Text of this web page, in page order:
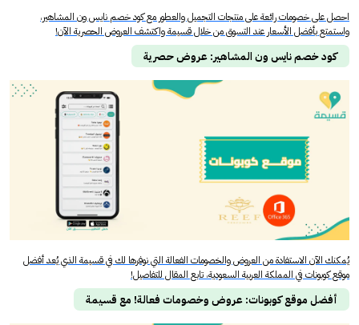
احصل على خصومات رائعة على منتجات التجميل والعطور مع كود خصم نايس ون المشاهير،
واستمتع بأفضل الأسعار عند التسوق من خلال قسيمة واكتشف العروض الحصرية الآن!
كود خصم نايس ون المشاهير: عروض حصرية
يُمكنك الآن الاستفادة من العروض والخصومات الفعالة التي نوفرها لك في قسيمة الذي يُعد أفضل
موقع كوبونات في المملكة العربية السعودية، تابع المقال للتفاصيل!
أفضل موقع كوبونات: عروض وخصومات فعالة! مع قسيمة